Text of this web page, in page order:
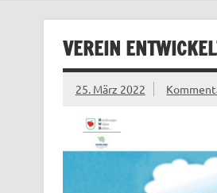
VEREIN
25. März 2022